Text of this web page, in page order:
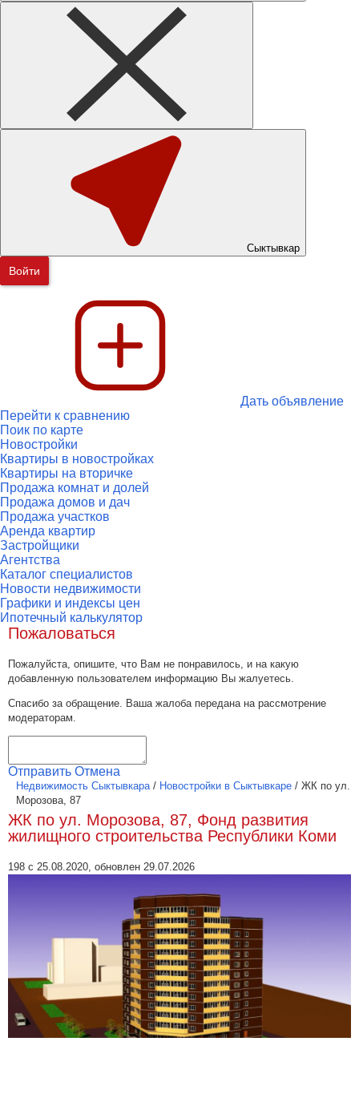
Сыктывкар
Войти
Дать объявление
Перейти к сравнению
Поик по карте
Новостройки
Квартиры в новостройках
Квартиры на вторичке
Продажа комнат и долей
Продажа домов и дач
Продажа участков
Аренда квартир
Застройщики
Агентства
Каталог специалистов
Новости недвижимости
Графики и индексы цен
Ипотечный калькулятор
Пожаловаться
Пожалуйста, опишите, что Вам не понравилось, и на какую
добавленную пользователем информацию Вы жалуетесь.
Спасибо за обращение. Ваша жалоба передана на рассмотрение
модераторам.
Отправить Отмена
Недвижимость Сыктывкара/ Новостройки в Сыктывкаре / ЖК по ул.
Морозова, 87
ЖК по ул. Морозова, 87, Фонд развития
жилищного строительства Республики Коми
198 с 25.08.2020, обновлен 29.07.2026